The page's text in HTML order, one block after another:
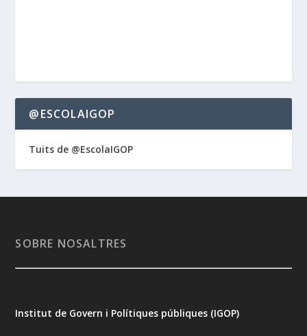
@ESCOLAIGOP
Tuits de @EscolaIGOP
SOBRE NOSALTRES
Institut de Govern i Polítiques públiques (IGOP)